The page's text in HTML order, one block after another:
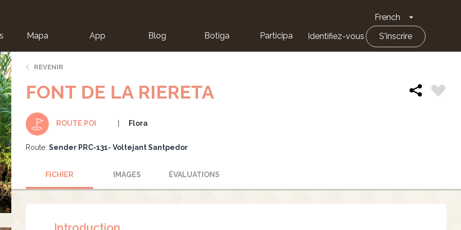
French Toggle
Mapa App Blog Botiga Participa Identifiez-vous S'inscrire
REVENIR
FONT DE LA RIERETA
ROUTE POI Flora
Route: Sender PRC-131- Voltejant Santpedor
FICHIER IMAGES ÉVALUATIONS